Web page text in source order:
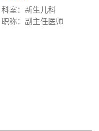
科室：新生儿科
职称：副主任医师